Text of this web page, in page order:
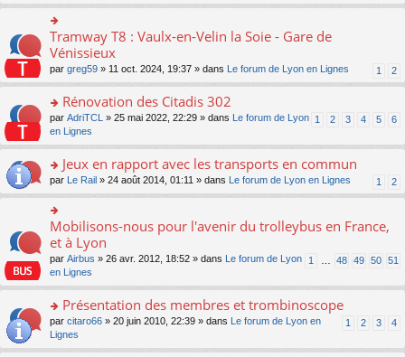
s
ult
er
le
m
e
s
s
g
o
n
lu
le
pl
u
s
ré
c
e
nt
o
n
ult
er
le
m
e
s
a
g
e
n
o
n
le
u
s
ré
c
e
Tramway T8 : Vaulx-en-Velin la Soie - Gare de
Vénissieux
1 2
par greg59 » 11 oct. 2024, 19:37 » dans Le forum de Lyon en Lignes
o
n
s
er
le
m
e
s
s
g
o
n
lu
le
Rénovation des Citadis 302
1 2 3 4 5 6
par AdriTCL » 25 mai 2022, 22:29 » dans
Le forum de Lyon
en Lignes
o
n
s
ult
er
le
m
e
s
s
g
Jeux en rapport avec les transports en commun
1 2
par Le Rail » 24 août 2014, 01:11 » dans Le forum de Lyon en Lignes
o
n
ult
le
m
e
s
s
Mobilisons-nous pour l'avenir du trolleybus en France,
et à Lyon
1 48 49 50 51
par Airbus » 26 avr. 2012, 18:52 » dans
Le forum de Lyon
en Lignes
o
s
Présentation des membres et trombinoscope
1 2 3 4
par citaro66 » 20 juin 2010, 22:39 » dans
Le forum de Lyon en
Lignes